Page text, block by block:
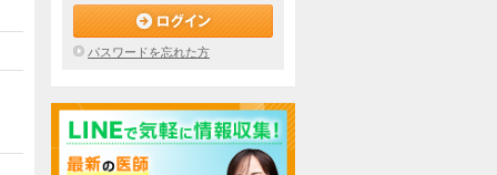
パスワードを忘れた方